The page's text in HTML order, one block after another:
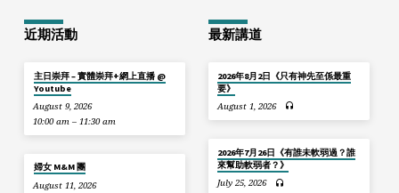
近期活動
主日崇拜 – 實體崇拜+網上直播 @
Youtube
August 9, 2026
10:00 am – 11:30 am
婦女 M&M 團
August 11, 2026
最新講道
2026年8月2日《只有神先至係最重
要》
August 1, 2026
2026年7月26日《有誰未軟弱過？誰
來幫助軟弱者？》
July 25, 2026